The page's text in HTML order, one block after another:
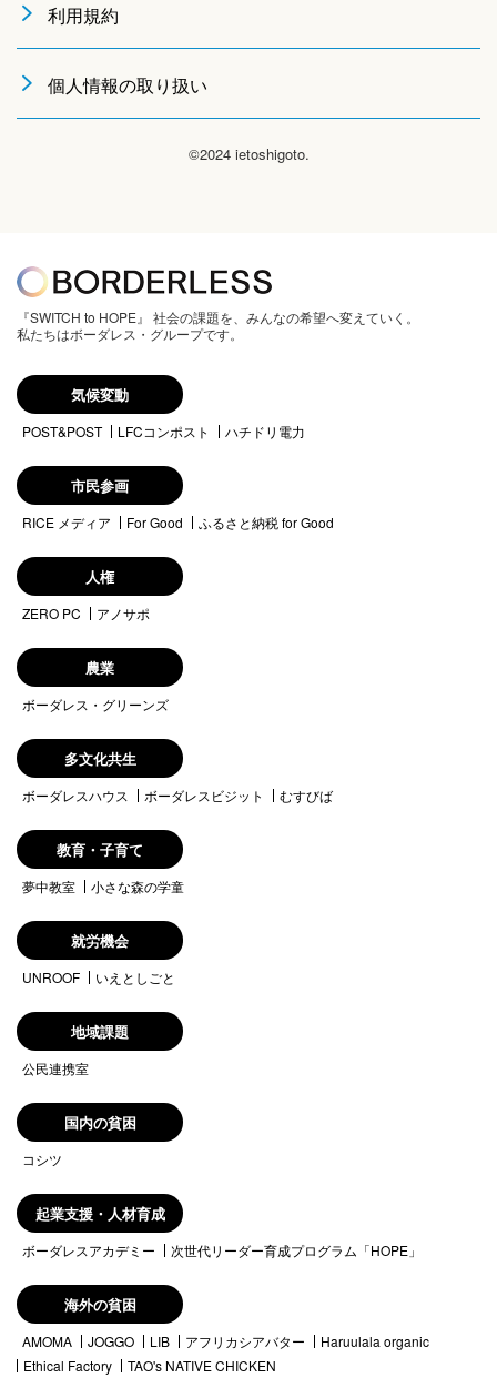
利用規約
個人情報の取り扱い
©2024 ietoshigoto.
『SWITCH to HOPE』 社会の課題を、みんなの希望へ変えていく。
私たちはボーダレス・グループです。
気候変動
POST&POST LFCコンポスト ハチドリ電力
市民参画
RICE メディア For Good ふるさと納税 for Good
人権
ZERO PC アノサポ
農業
ボーダレス・グリーンズ
多文化共生
ボーダレスハウス ボーダレスビジット むすびば
教育・子育て
夢中教室 小さな森の学童
就労機会
UNROOF いえとしごと
地域課題
公民連携室
国内の貧困
コシツ
起業支援・人材育成
ボーダレスアカデミー 次世代リーダー育成プログラム「HOPE」
海外の貧困
AMOMA JOGGO LIB アフリカシアバター
Haruulala organic
Ethical Factory
TAO's NATIVE CHICKEN